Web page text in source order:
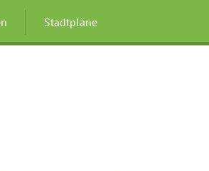
Stadtpläne